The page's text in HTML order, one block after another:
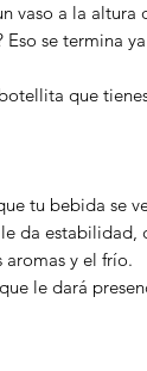
vaso a la altura
Eso se termina
que
tu bebida se
da estabilidad,
aromas y el frío.
le dará